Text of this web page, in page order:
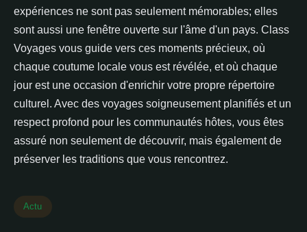
expériences ne sont pas seulement mémorables; elles
sont aussi une fenêtre ouverte sur l'âme d'un pays. Class
Voyages vous guide vers ces moments précieux, où
chaque coutume locale vous est révélée, et où chaque
jour est une occasion d'enrichir votre propre répertoire
culturel. Avec des voyages soigneusement planifiés et un
respect profond pour les communautés hôtes, vous êtes
assuré non seulement de découvrir, mais également de
préserver les traditions que vous rencontrez.
Actu